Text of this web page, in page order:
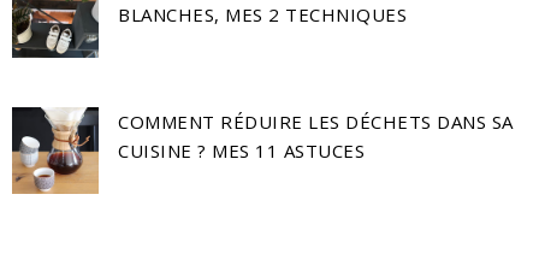
BLANCHES, MES 2 TECHNIQUES
COMMENT RÉDUIRE LES DÉCHETS DANS SA
CUISINE ? MES 11 ASTUCES